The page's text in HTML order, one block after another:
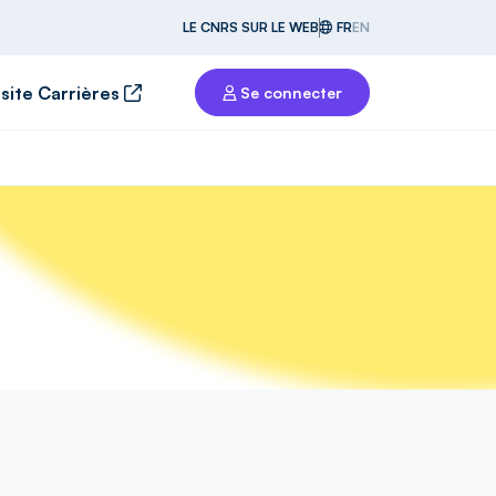
LE CNRS SUR LE WEB FREN
Carrières Se connecter